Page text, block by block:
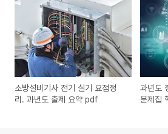
소방설비기사 전기 실기 요점정
리. 과년도 출제 요약 pdf
과년도
문제집